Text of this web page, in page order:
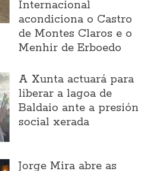
Internacional
acondiciona o Castro
de Montes Claros e o
Menhir de Erboedo
A Xunta actuará para
liberar a lagoa de
Baldaio ante a presión
social xerada
Jorge Mira abre as